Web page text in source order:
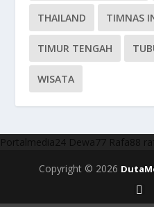
THAILAND TIMNAS
TIMUR TENGAH
WISATA
Portalmedia24 Dewa77 Rafa88
Copyright © 2026